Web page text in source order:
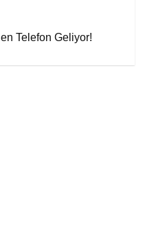
Telefon Geliyor!